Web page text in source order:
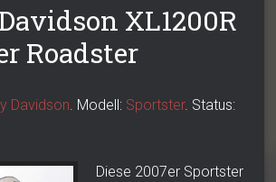
XL1200R
Roadster
Davidson. Modell: Sportster. Status:
Diese 2007er Sportster